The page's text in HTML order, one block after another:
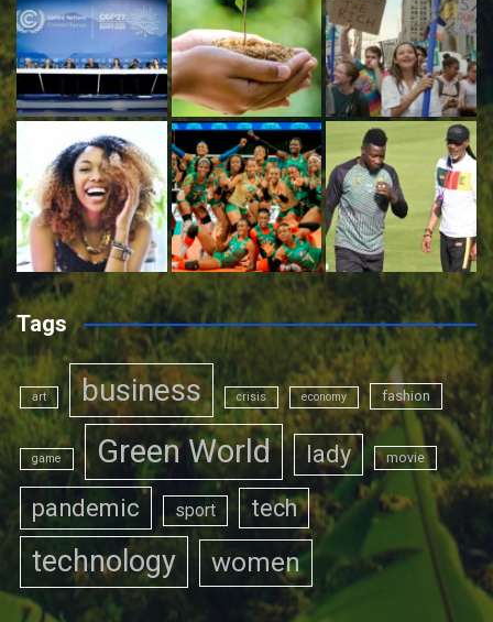
Tags
art business crisis economy fashion
game Green World lady movie
pandemic sport tech
technology women